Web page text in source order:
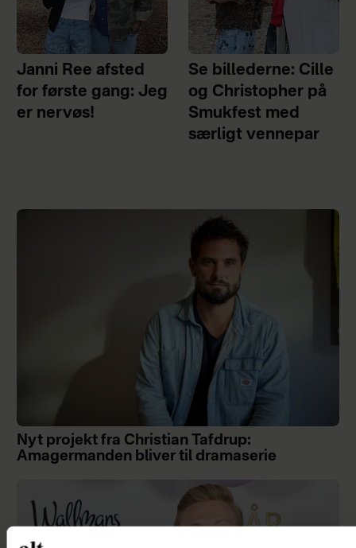
Janni Ree afsted
for første gang: Jeg
er nervøs!
Se billederne: Cille
og Christopher på
Smukfest med
særligt vennepar
Nyt projekt fra Christian Tafdrup:
Amagermanden bliver til dramaserie